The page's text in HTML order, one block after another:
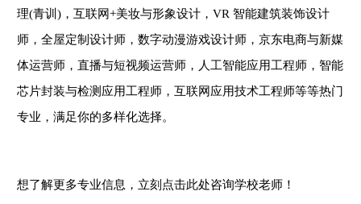
理(青训)，互联网+美妆与形象设计，VR 智能建筑装饰设计
师，全屋定制设计师，数字动漫游戏设计师，京东电商与新媒
体运营师，直播与短视频运营师，人工智能应用工程师，智能
芯片封装与检测应用工程师，互联网应用技术工程师等等热门
专业，满足你的多样化选择。
想了解更多专业信息，立刻点击此处咨询学校老师！